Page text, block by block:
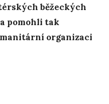
běžeckých
pomohli tak
organizaci